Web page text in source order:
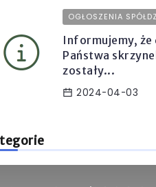
OGŁOSZENIA
Informujemy, że
Państwa
zostały...
2024-04-03